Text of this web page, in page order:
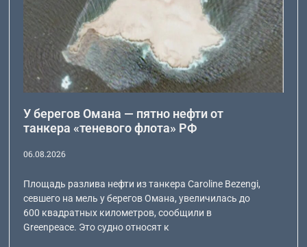
У берегов Омана — пятно нефти от
танкера «теневого флота» РФ
06.08.2026
Площадь разлива нефти из танкера Caroline Bezengi,
севшего на мель у берегов Омана, увеличилась до
600 квадратных километров, сообщили в
Greenpeace. Это судно относят к